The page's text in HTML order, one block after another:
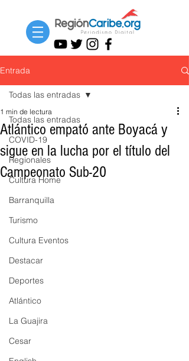
Entrada
Todas las entradas
COVID-19
Regionales
Cultura Home
Barranquilla
Turismo
Cultura Eventos
Destacar
Deportes
Atlántico
La Guajira
Cesar
Todas las entradas
Atlántico empató ante Boyacá y
sigue en la lucha por el título del
Campeonato Sub-20
1 min de lectura